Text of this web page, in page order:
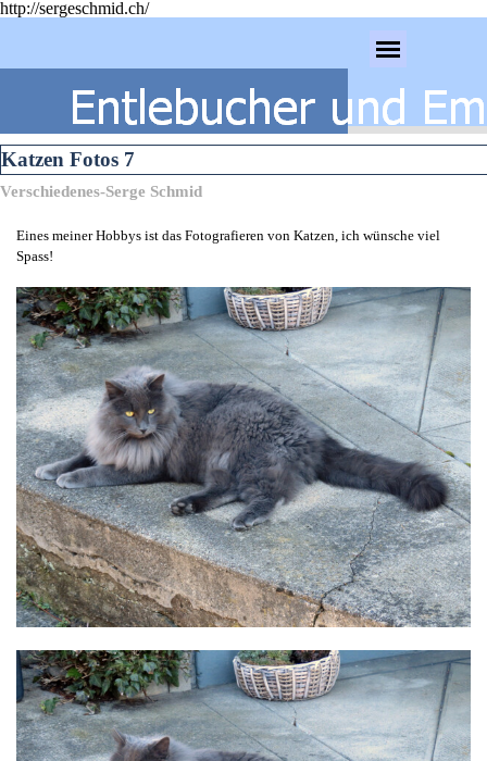
http://sergeschmid.ch/
Katzen Fotos 7
Verschiedenes-Serge Schmid
Eines meiner Hobbys ist das Fotografieren von Katzen, ich wünsche viel
Spass!